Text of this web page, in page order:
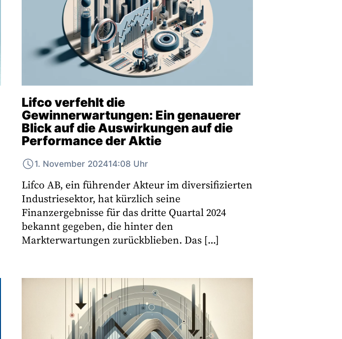
Lifco verfehlt die
Gewinnerwartungen: Ein genauerer
Blick auf die Auswirkungen auf die
Performance der Aktie
1. November 202414:08 Uhr
Lifco AB, ein führender Akteur im diversifizierten
Industriesektor, hat kürzlich seine
Finanzergebnisse für das dritte Quartal 2024
bekannt gegeben, die hinter den
Markterwartungen zurückblieben. Das […]